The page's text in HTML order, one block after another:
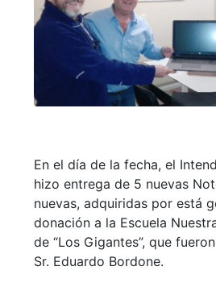
En el día de la fecha, el
hizo entrega de 5 nuevas
nuevas, adquiridas por está
donación a la Escuela
de “Los Gigantes”, que
Sr. Eduardo Bordone.